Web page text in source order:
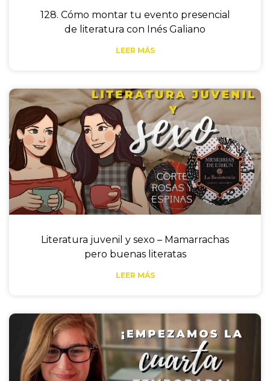
128. Cómo montar tu evento presencial
de literatura con Inés Galiano
LEER MÁS
Literatura juvenil y sexo – Mamarrachas
pero buenas literatas
LEER MÁS